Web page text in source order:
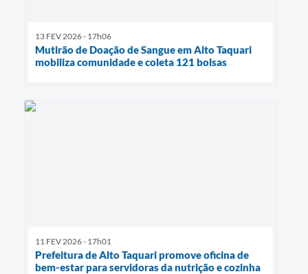
13 FEV 2026 - 17h06
Mutirão de Doação de Sangue em Alto Taquari
mobiliza comunidade e coleta 121 bolsas
11 FEV 2026 - 17h01
Prefeitura de Alto Taquari promove oficina de
bem-estar para servidoras da nutrição e cozinha